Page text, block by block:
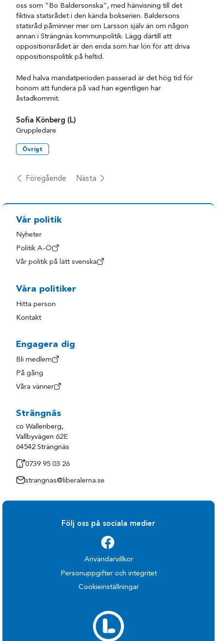
oss som ”Bo Baldersonska”, med hänvisning till det
fiktiva statsrådet i den kända bokserien. Baldersons
statsråd påminner mer om Larsson själv än om någon
annan i Strängnäs kommunpolitik. Lägg därtill att
oppositionsrådet är den enda som har lön för att driva
oppositionspolitik på heltid.
Med halva mandatperioden passerad är det hög tid för
honom att fundera på vad han egentligen har
åstadkommit.
Sofia Könberg (L)
Gruppledare
Övrigt
Föregående Nästa
Vår politik
Nyheter
Politik A-Ö
Vår politik på lätt svenska
Våra politiker
Hitta person
Kontakt
Engagera dig
Bli medlem
På gång
Våra vänner
Strängnäs
co Wallenberg,
Vallbyvägen 62E
64542 Strängnäs
0739 95 03 26
strangnas@liberalerna.se
Följ oss på sociala medier
Användarvillkor
Personuppgifter och integritet
Cookieinställningar